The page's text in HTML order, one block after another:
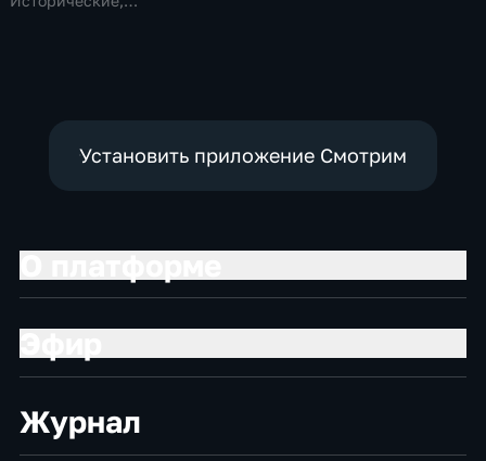
Установить приложение Смотрим
Журнал